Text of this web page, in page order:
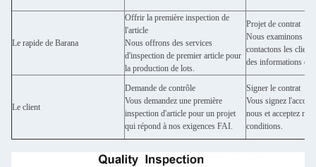
Le rapide de Barana
Offrir la première inspection de
l'article
Nous offrons des services
d'inspection de premier article pour
la production de lots.
Projet de contrat
Nous examinons le
contactons les
des informations
Le client
Demande de contrôle
Vous demandez une première
inspection d'article pour un projet
qui répond à nos exigences FAI.
Signer le contrat
Vous signez
nous et acceptez nos
conditions.